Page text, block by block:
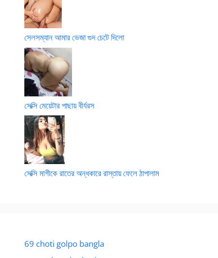
সেলসম্যান আমার ভেজা গুদ চেটে দিলো
সেক্সি মেয়েটার পাছায় বীর্যরস
সেক্সি মাগীকে রাতের অন্ধকারে রাস্তায় ফেলে ঠাপালাম
69 choti golpo bangla